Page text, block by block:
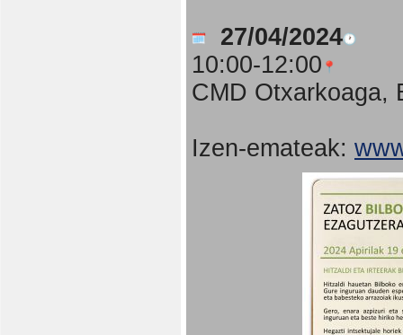
27/04/2024
10:00-12:00
CMD Otxarkoaga,
Izen-emateak: